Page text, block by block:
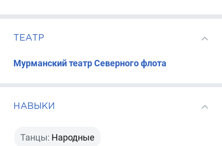
ТЕАТР
Мурманский театр Северного флота
НАВЫКИ
Танцы: Народные